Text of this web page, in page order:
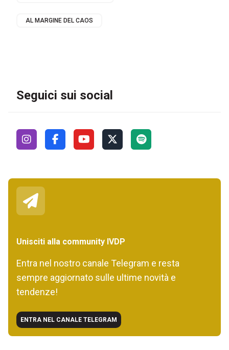
AL MARGINE DEL CAOS
Seguici sui social
Unisciti alla community IVDP
Entra nel nostro canale Telegram e resta
sempre aggiornato sulle ultime novità e
tendenze!
ENTRA NEL CANALE TELEGRAM